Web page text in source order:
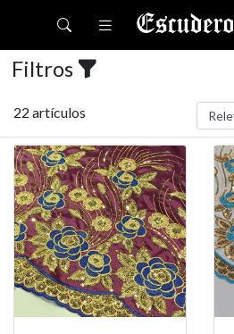
Toggle navigation
Filtros
22 artículos